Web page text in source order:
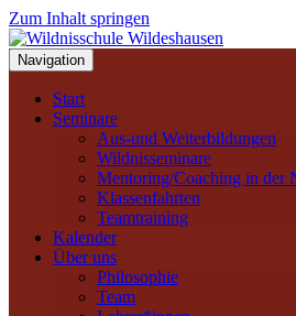
Zum Inhalt springen
Navigation
Start
Seminare
Aus-und Weiterbildungen
Wildnisseminare
Mentoring/Coaching in der
Klassenfahrten
Teamtraining
Kalender
Über uns
Philosophie
Team